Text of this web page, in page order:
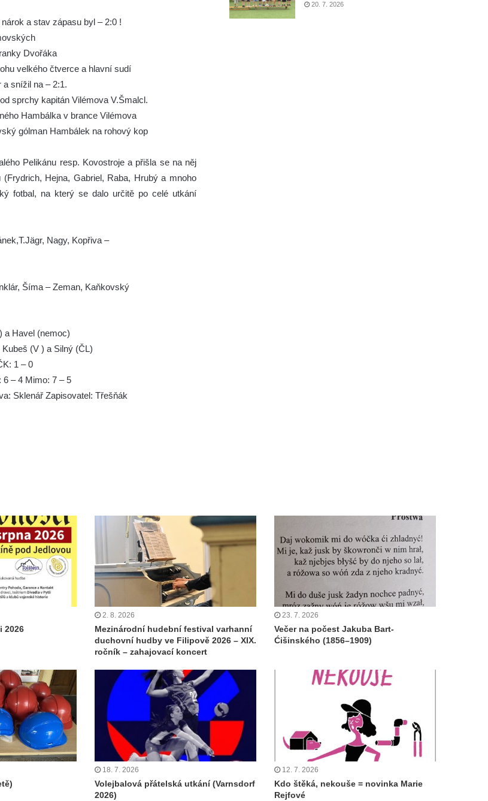
a stav zápasu byl – 2:0 !
Dvořáka
velkého čtverce a hlavní sudí
a snížil na – 2:1.
sprchy kapitán Vilémova V.Šmalcl.
Hambálka v brance Vilémova
gólman Hambálek na rohový kop
Pelikánu resp. Kovostroje a přišla se na něj
Hejna, Gabriel, Raba, Hrubý a mnoho
fotbal, na který se dalo určitě po celé utkání
Nagy, Kopřiva –
Šíma – Zeman, Kaňkovský
a Havel (nemoc)
(V ) a Silný (ČL)
1 – 0
6 – 4 Mimo: 7 – 5
Sklenář Zapisovatel: Třešňák
20. 7. 2026
2026
2. 8. 2026
Mezinárodní hudební festival varhanní
duchovní hudby ve Filipově 2026 – XIX.
ročník – zahajovací koncert
23. 7. 2026
Večer na počest Jakuba Bart-
Ćišinského (1856–1909)
18. 7. 2026
Volejbalová přátelská utkání (Varnsdorf
2026)
12. 7. 2026
Kdo štěká, nekouše = novinka Marie
Rejfové